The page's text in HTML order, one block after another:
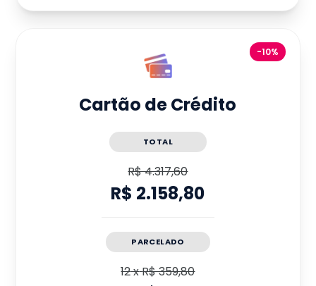
-10%
Cartão de Crédito
TOTAL
R$ 4.317,60
R$ 2.158,80
PARCELADO
12xR$ 359,80